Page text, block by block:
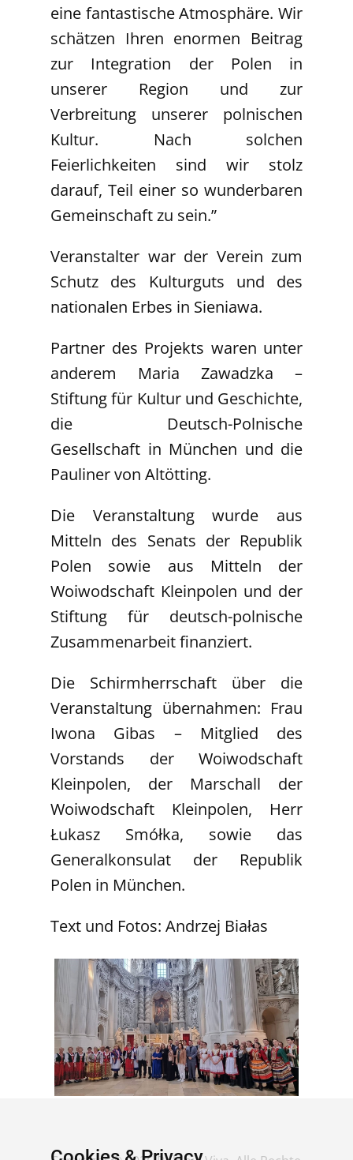
eine fantastische Atmosphäre. Wir
schätzen Ihren enormen Beitrag
zur Integration der Polen in
unserer Region und zur
Verbreitung unserer polnischen
Kultur. Nach solchen
Feierlichkeiten sind wir stolz
darauf, Teil einer so wunderbaren
Gemeinschaft zu sein.”
Veranstalter war der Verein zum
Schutz des Kulturguts und des
nationalen Erbes in Sieniawa.
Partner des Projekts waren unter
anderem Maria Zawadzka –
Stiftung für Kultur und Geschichte,
die Deutsch-Polnische
Gesellschaft in München und die
Pauliner von Altötting.
Die Veranstaltung wurde aus
Mitteln des Senats der Republik
Polen sowie aus Mitteln der
Woiwodschaft Kleinpolen und der
Stiftung für deutsch-polnische
Zusammenarbeit finanziert.
Die Schirmherrschaft über die
Veranstaltung übernahmen: Frau
Iwona Gibas – Mitglied des
Vorstands der Woiwodschaft
Kleinpolen, der Marschall der
Woiwodschaft Kleinpolen, Herr
Łukasz Smółka, sowie das
Generalkonsulat der Republik
Polen in München.
Text und Fotos: Andrzej Białas